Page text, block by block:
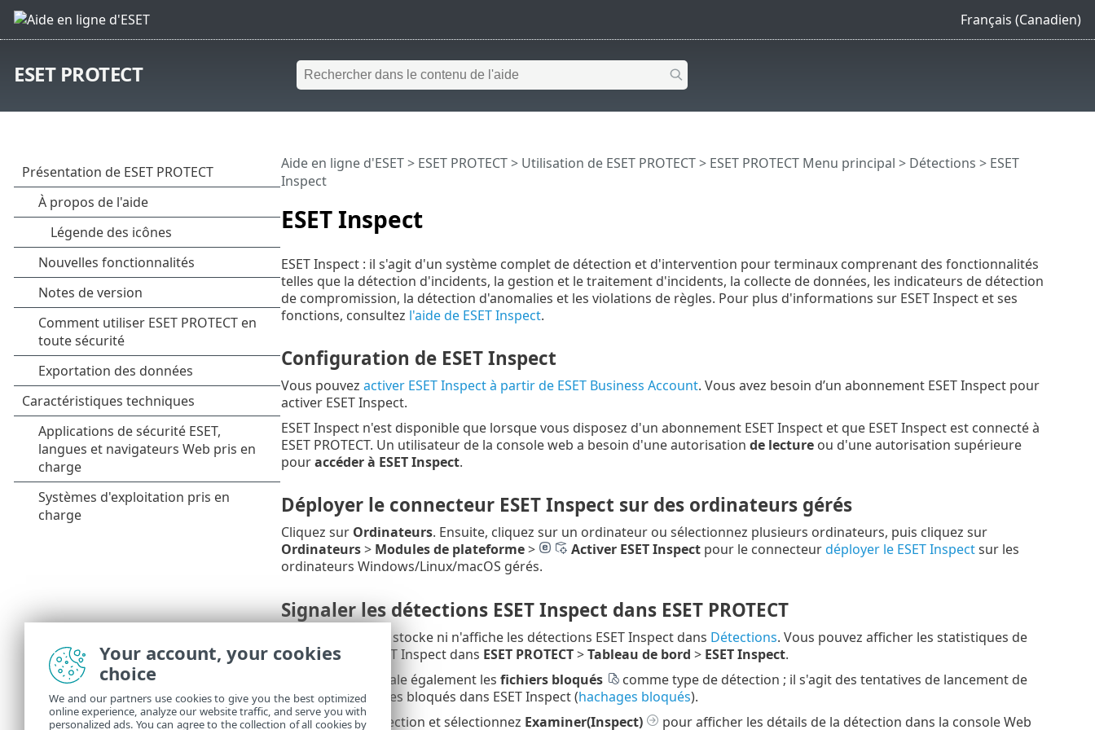
Français (Canadien)
ESET PROTECT
ESET Inspect
Aide en ligne d'ESET> ESET PROTECT> Utilisation de ESET PROTECT> ESET PROTECT Menu principal > Détections > ESET
Inspect
ESET Inspect : il s'agit d'un système complet de détection et d'intervention pour terminaux comprenant des fonctionnalités
telles que la détection d'incidents, la gestion et le traitement d'incidents, la collecte de données, les indicateurs de détection
de compromission, la détection d'anomalies et les violations de règles. Pour plus d'informations sur ESET Inspect et ses
fonctions, consultez l'aide de ESET Inspect.
Configuration de ESET Inspect
Vous pouvez activer ESET Inspect à partir de ESET Business Account. Vous avez besoin d’un abonnement ESET Inspect pour
activer ESET Inspect.
ESET Inspect n'est disponible que lorsque vous disposez d'un abonnement ESET Inspect et que ESET Inspect est connecté à
ESET PROTECT. Un utilisateur de la console web a besoin d'une autorisation de lectureou d'une autorisation supérieure
pouraccéder à ESET Inspect.
Déployer le connecteur ESET Inspect sur des ordinateurs gérés
Cliquez sur Ordinateurs. Ensuite, cliquez sur un ordinateur ou sélectionnez plusieurs ordinateurs, puis cliquez sur
Ordinateurs> Modules de plateforme> Activer ESET Inspectpour le connecteurdéployer le ESET Inspectsur les
ordinateurs Windows/Linux/macOS gérés.
Signaler les détections ESET Inspect dans ESET PROTECT
ESET PROTECT ne stocke ni n'affiche les détections ESET Inspect dans Détections. Vous pouvez afficher les statistiques de
détections de ESET Inspect dans ESET PROTECT>Tableau de bord > ESET Inspect.
ESET Inspect Signale également les fichiers bloqués
comme type de détection ; il s'agit des tentatives de lancement de
fichiers exécutables bloqués dans ESET Inspect (hachages bloqués).
Cliquez sur la détection et sélectionnez Examiner(Inspect)
pour afficher les détails de la détection dans la console Web
Your account, your cookies
choice
We and our partners use cookies to give you the best optimized
online experience, analyze our website traffic, and serve you with
personalized ads. You can agree to the collection of all cookies by